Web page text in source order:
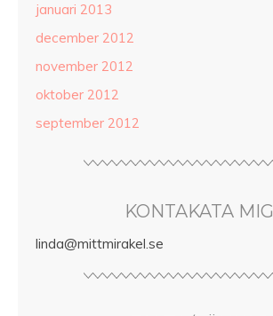
januari 2013
december 2012
november 2012
oktober 2012
september 2012
KONTAKATA MIG
linda@mittmirakel.se